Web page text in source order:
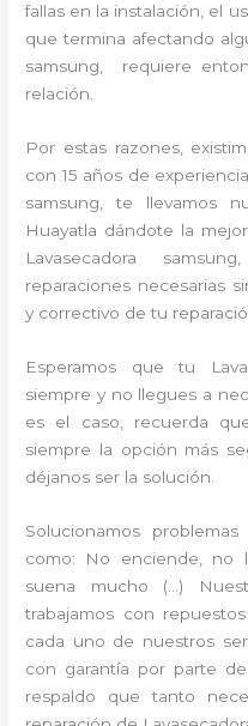
fallas en la instalación, el
que termina afectando
samsung, requiere
relación.
Por estas razones,
con 15 años de
samsung, te llevamos
Huayatla dándote la
Lavasecadora
reparaciones necesarias
y correctivo de tu
Esperamos que tu
siempre y no llegues a
es el caso, recuerda
siempre la opción más
déjanos ser la solución.
Solucionamos
como: No enciende, no
suena mucho (…)
trabajamos con
cada uno de nuestros
con garantía por parte
respaldo que tanto